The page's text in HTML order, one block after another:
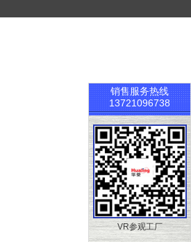
销售服务热线
13721096738
VR参观工厂